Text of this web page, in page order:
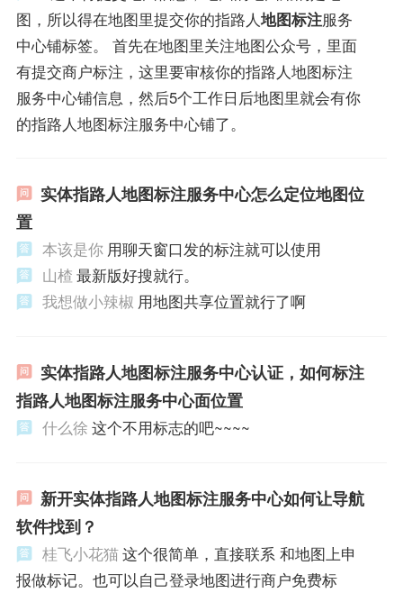
图，所以得在地图里提交你的指路人地图标注服务
中心铺标签。 首先在地图里关注地图公众号，里面
有提交商户标注，这里要审核你的指路人地图标注
服务中心铺信息，然后5个工作日后地图里就会有你
的指路人地图标注服务中心铺了。
实体指路人地图标注服务中心怎么定位地图位
置
本该是你 用聊天窗口发的标注就可以使用
山楂 最新版好搜就行。
我想做小辣椒 用地图共享位置就行了啊
实体指路人地图标注服务中心认证，如何标注
指路人地图标注服务中心面位置
什么徐 这个不用标志的吧~~~~
新开实体指路人地图标注服务中心如何让导航
软件找到？
桂飞小花猫这个很简单，直接联系 和地图上申
报做标记。也可以自己登录地图进行商户免费标